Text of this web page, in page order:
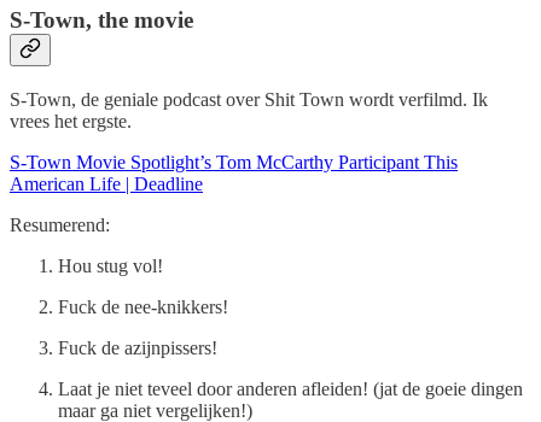
S-Town, the movie
S-Town, de geniale podcast over Shit Town wordt verfilmd. Ik
vrees het ergste.
S-Town Movie Spotlight’s Tom McCarthy Participant This
American Life | Deadline
Resumerend:
Hou stug vol!
Fuck de nee-knikkers!
Fuck de azijnpissers!
Laat je niet teveel door anderen afleiden! (jat de goeie dingen
maar ga niet vergelijken!)